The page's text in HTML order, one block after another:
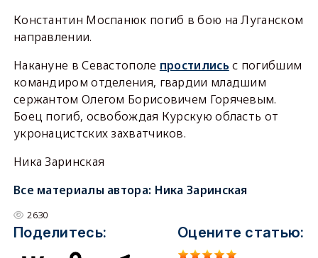
Константин Моспанюк погиб в бою на Луганском
направлении.
Накануне в Севастополе простились с погибшим
командиром отделения, гвардии младшим
сержантом Олегом Борисовичем Горячевым.
Боец погиб, освобождая Курскую область от
укронацистских захватчиков.
Ника Заринская
Все материалы автора: Ника Заринская
2630
Поделитесь: Оцените статью: